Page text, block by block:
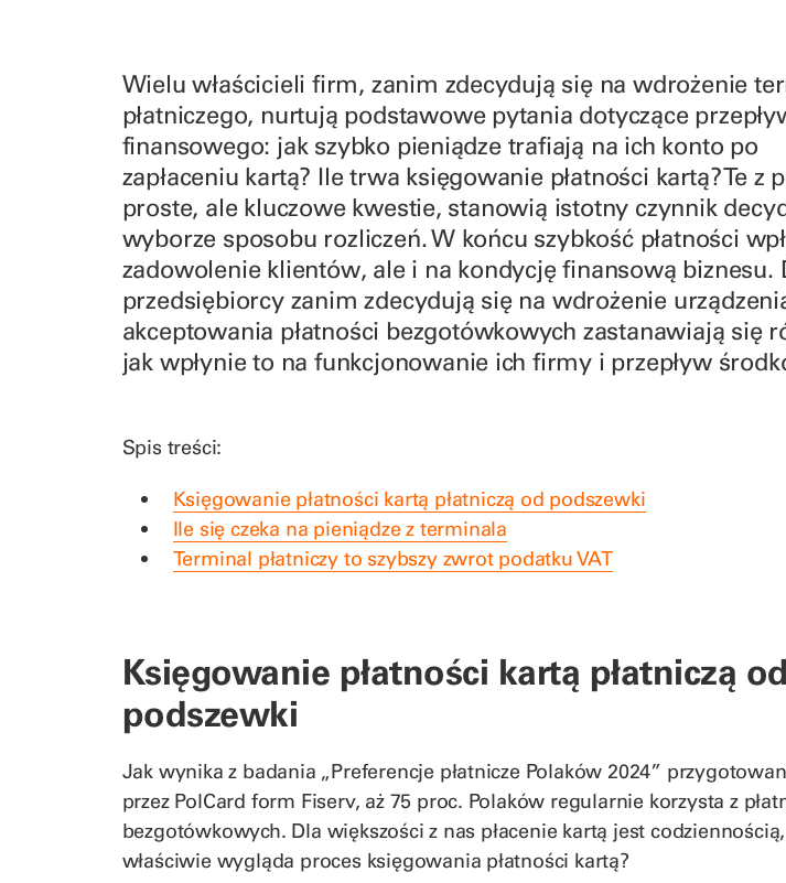
Wielu właścicieli firm, zanim zdecydują się na wdrożenie
płatniczego, nurtują podstawowe pytania dotyczące
finansowego: jak szybko pieniądze trafiają na ich konto po
zapłaceniu kartą? Ile trwa księgowanie płatności kartą? Te z
proste, ale kluczowe kwestie, stanowią istotny czynnik
wyborze sposobu rozliczeń. W końcu szybkość płatności
zadowolenie klientów, ale i na kondycję finansową biznesu.
przedsiębiorcy zanim zdecydują się na wdrożenie
akceptowania płatności bezgotówkowych zastanawiają się
jak wpłynie to na funkcjonowanie ich firmy i przepływ
Spis treści:
Księgowanie płatności kartą płatniczą od podszewki
Ile się czeka na pieniądze z terminala
Terminal płatniczy to szybszy zwrot podatku VAT
Księgowanie płatności kartą płatniczą od
podszewki
Jak wynika z badania „Preferencje płatnicze Polaków 2024”
przez PolCard form Fiserv, aż 75 proc. Polaków regularnie korzysta z
bezgotówkowych. Dla większości z nas płacenie kartą jest
właściwie wygląda proces księgowania płatności kartą?